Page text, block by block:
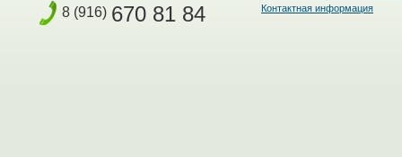
8 (916) 670 81 84
Контактная информация